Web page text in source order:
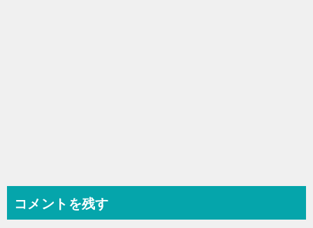
コメントを残す